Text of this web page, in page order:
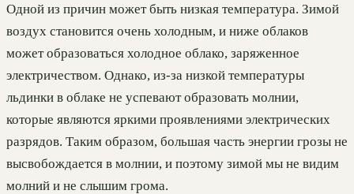
Одной из причин может быть низкая температура. Зимой
воздух становится очень холодным, и ниже облаков
может образоваться холодное облако, заряженное
электричеством. Однако, из-за низкой температуры
льдинки в облаке не успевают образовать молнии,
которые являются яркими проявлениями электрических
разрядов. Таким образом, большая часть энергии грозы не
высвобождается в молнии, и поэтому зимой мы не видим
молний и не слышим грома.